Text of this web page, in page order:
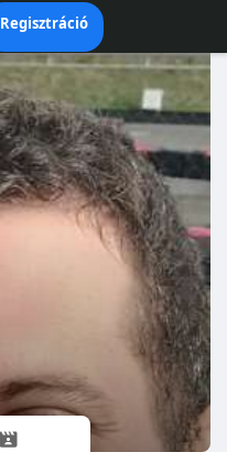
Regisztráció